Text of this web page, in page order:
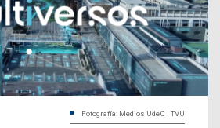
Fotografía: Medios UdeC | TVU